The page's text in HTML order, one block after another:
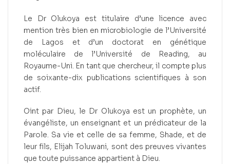
Le Dr Olukoya est titulaire d’une licence avec
mention très bien en microbiologie de l’Université
de Lagos et d’un doctorat en génétique
moléculaire de l’Université de Reading, au
Royaume-Uni. En tant que chercheur, il compte plus
de soixante-dix publications scientifiques à son
actif.
Oint par Dieu, le Dr Olukoya est un prophète, un
évangéliste, un enseignant et un prédicateur de la
Parole. Sa vie et celle de sa femme, Shade, et de
leur fils, Elijah Toluwani, sont des preuves vivantes
que toute puissance appartient à Dieu.